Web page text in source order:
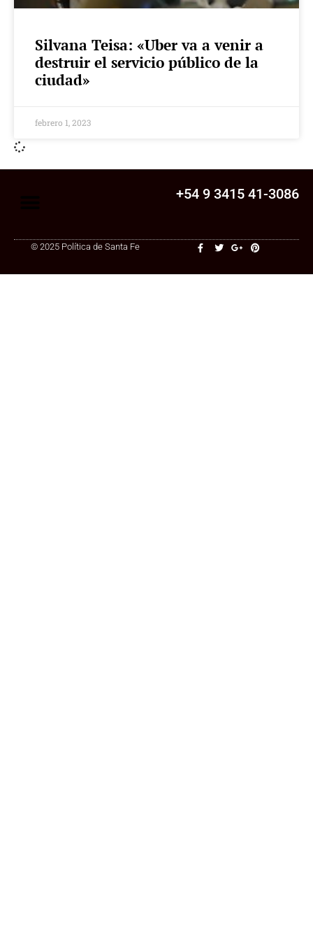
Silvana Teisa: «Uber va a venir a
destruir el servicio público de la
ciudad»
febrero 1, 2023
+54 9 3415 41-3086
© 2025 Política de Santa Fe